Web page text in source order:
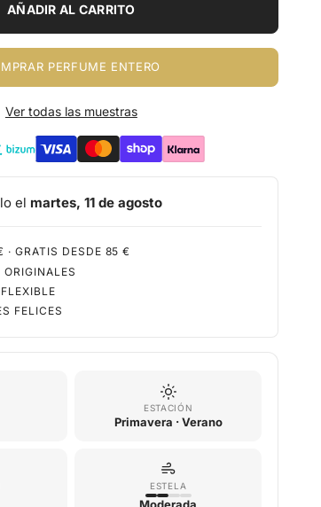
AÑADIR AL CARRITO
PERFUME ENTERO
Ver todas las muestras
el martes, 11 de agosto
· GRATIS DESDE 85 €
FELICES
ESTACIÓN
Primavera · Verano
ESTELA
Moderada